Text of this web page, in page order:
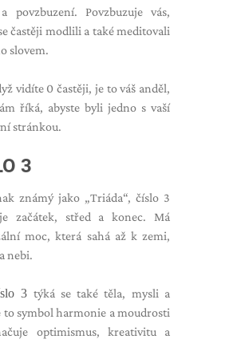
povzbuzení. Povzbuzuje vás,
častěji modlili a také meditovali
slovem.
vidíte 0 častěji, je to váš anděl,
říká, abyste byli jedno s vaší
stránkou.
3
známý jako „Triáda“, číslo 3
začátek, střed a konec. Má
moc, která sahá až k zemi,
nebi.
3 týká se také těla, mysli a
to symbol harmonie a moudrosti
optimismus, kreativitu a